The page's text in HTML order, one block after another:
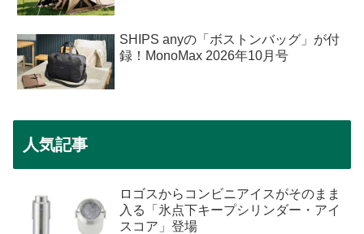
SHIPS anyの「ボストンバッグ」が付
録！MonoMax 2026年10月号
人気記事
ロゴスからコンビニアイスがそのまま
入る「氷点下キープシリンダー・アイ
スコア」登場